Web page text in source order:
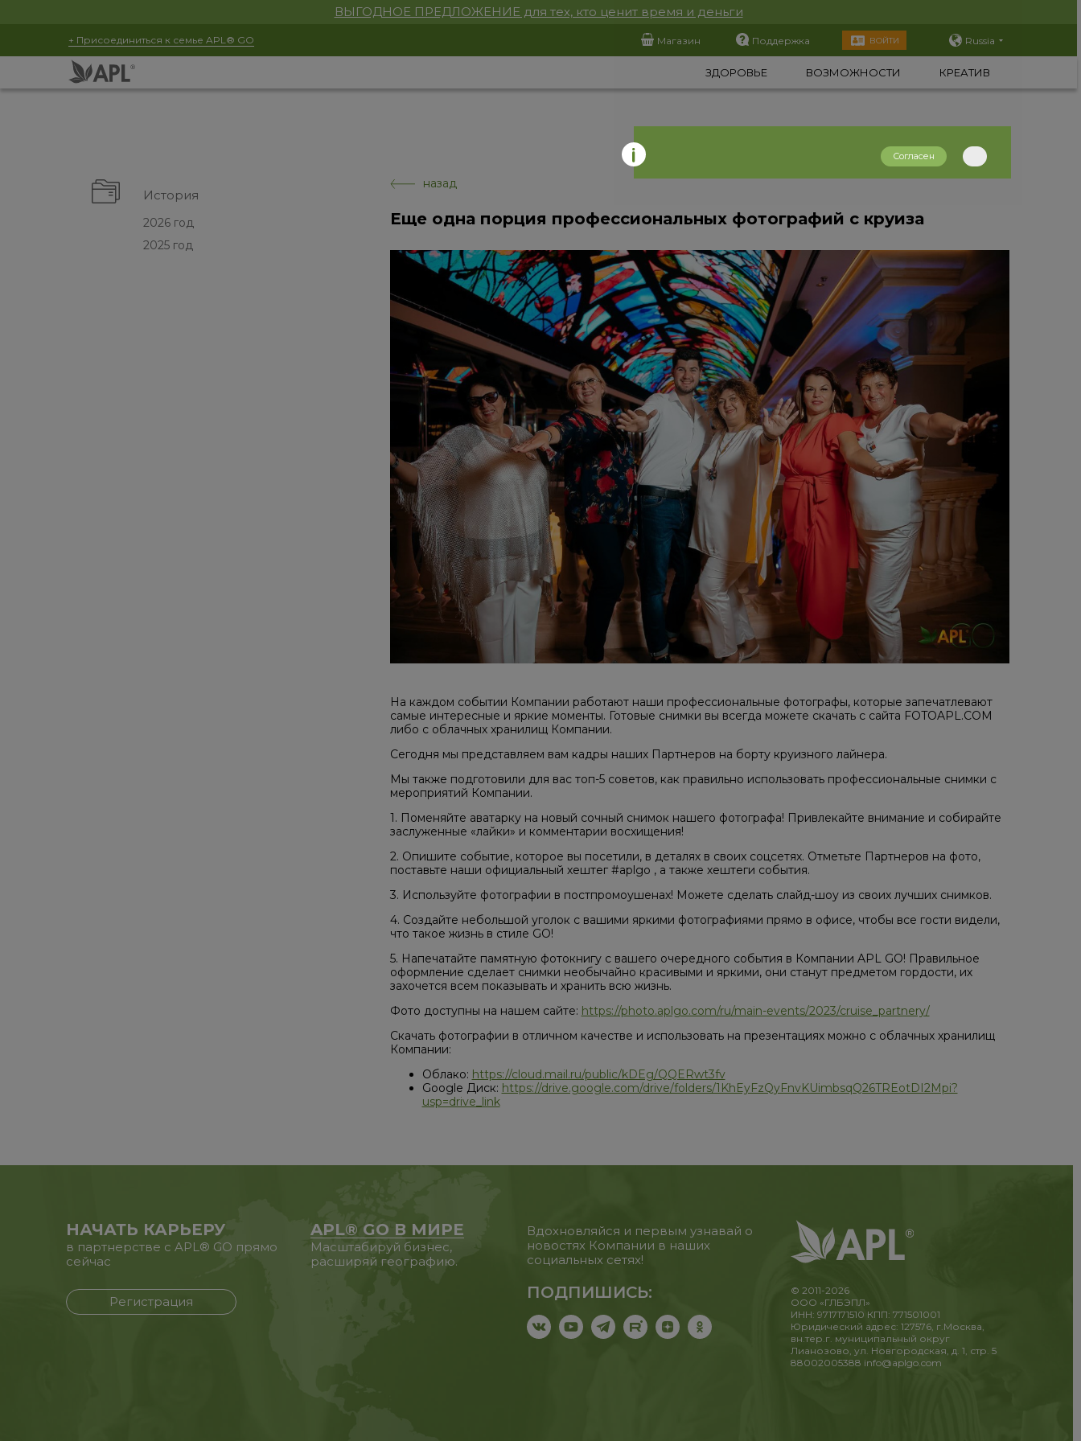
ВЫГОДНОЕ ПРЕДЛОЖЕНИЕ для тех, кто ценит время и деньги
+ Присоединиться к семье APL® GO Магазин Поддержка ВОЙТИ Russia
ЗДОРОВЬЕ ВОЗМОЖНОСТИ КРЕАТИВ
История
2026 год
2025 год
назад
Еще одна порция профессиональных фотографий с круиза
На каждом событии Компании работают наши профессиональные фотографы, которые запечатлевают
самые интересные и яркие моменты. Готовые снимки вы всегда можете скачать с сайта FOTOAPL.COM
либо с облачных хранилищ Компании.
Сегодня мы представляем вам кадры наших Партнеров на борту круизного лайнера.
Мы также подготовили для вас топ-5 советов, как правильно использовать профессиональные снимки с
мероприятий Компании.
1. Поменяйте аватарку на новый сочный снимок нашего фотографа! Привлекайте внимание и собирайте
заслуженные «лайки» и комментарии восхищения!
2. Опишите событие, которое вы посетили, в деталях в своих соцсетях. Отметьте Партнеров на фото,
поставьте наши официальный хештег #aplgo , а также хештеги события.
3. Используйте фотографии в постпромоушенах! Можете сделать слайд-шоу из своих лучших снимков.
4. Создайте небольшой уголок с вашими яркими фотографиями прямо в офисе, чтобы все гости видели,
что такое жизнь в стиле GO!
5. Напечатайте памятную фотокнигу с вашего очередного события в Компании APL GO! Правильное
оформление сделает снимки необычайно красивыми и яркими, они станут предметом гордости, их
захочется всем показывать и хранить всю жизнь.
Фото доступны на нашем сайте: https://photo.aplgo.com/ru/main-events/2023/cruise_partnery/
Скачать фотографии в отличном качестве и использовать на презентациях можно с облачных хранилищ
Компании:
Облако: https://cloud.mail.ru/public/kDEg/QQERwt3fv
Google Диск: https://drive.google.com/drive/folders/1KhEyFzQyFnvKUimbsqQ26TREotDI2Mpi?
usp=drive_link
НАЧАТЬ КАРЬЕРУ
в партнерстве с APL® GO прямо
сейчас
Регистрация
APL® GO В МИРЕ
Масштабируй бизнес,
расширяй географию.
Вдохновляйся и первым узнавай о
новостях Компании в наших
социальных сетях!
ПОДПИШИСЬ:
© 2011-2026
ООО «ГЛБЭПЛ»
ИНН: 9717171510 КПП: 771501001
Юридический адрес: 127576, г.Москва,
вн.тер.г. муниципальный округ
Лианозово, ул. Новгородская, д. 1, стр. 5
88002005388 info@aplgo.com
Согласен